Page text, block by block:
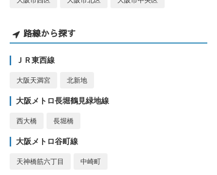
路線から探す
ＪＲ東西線
大阪天満宮 北新地
大阪メトロ長堀鶴見緑地線
西大橋 長堀橋
大阪メトロ谷町線
天神橋筋六丁目 中崎町